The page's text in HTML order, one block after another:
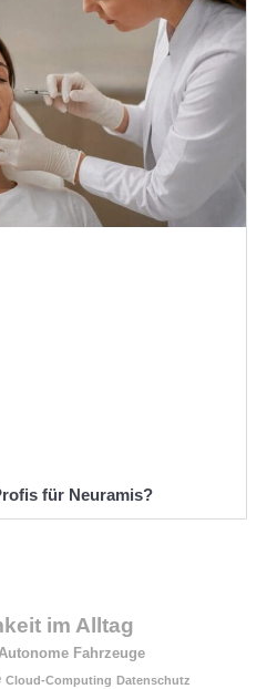
für Neuramis?
im Alltag
Fahrzeuge
Cloud-Computing Datenschutz